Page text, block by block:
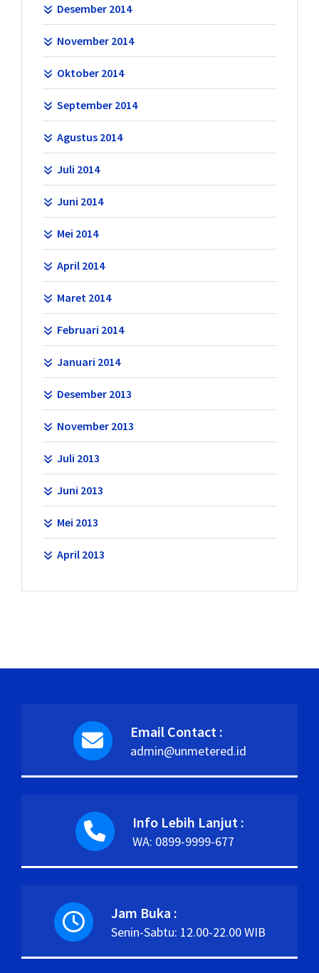
Desember 2014
November 2014
Oktober 2014
September 2014
Agustus 2014
Juli 2014
Juni 2014
Mei 2014
April 2014
Maret 2014
Februari 2014
Januari 2014
Desember 2013
November 2013
Juli 2013
Juni 2013
Mei 2013
April 2013
Email Contact :
admin@unmetered.id
Info Lebih Lanjut :
WA: 0899-9999-677
Jam Buka :
Senin-Sabtu: 12.00-22.00 WIB